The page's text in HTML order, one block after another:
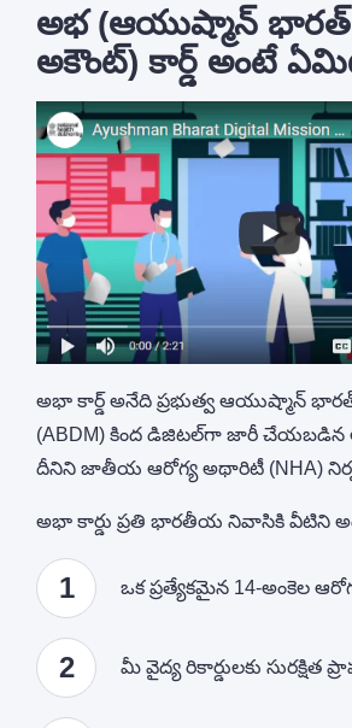
అభ (ఆయుష్మాన్ భారత్
అకౌంట్) కార్డ్ అంటే
అభా కార్డ్ అనేది ప్రభుత్వ ఆయుష్మాన్
(ABDM) కింద డిజిటల్‌గా జారీ చేయబడిన
దీనిని జాతీయ ఆరోగ్య అథారిటీ (NHA)
అభా కార్డు ప్రతి భారతీయ నివాసికి వీటిని
1 ఒక ప్రత్యేకమైన 14-అంకెల
2 మీ వైద్య రికార్డులకు సురక్షిత